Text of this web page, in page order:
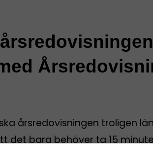
årsredovisningen troligen
det bara behöver ta 15